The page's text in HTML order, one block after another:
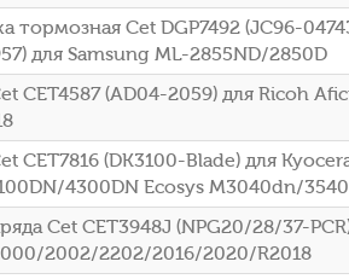
тормозная Cet DGP7492 (JC96-
для Samsung ML-2855ND/2850D
CET4587 (AD04-2059) для Ricoh
CET7816 (DK3100-Blade) для
4300DN Ecosys M3040dn/
Cet CET3948J (NPG20/28/37-
2002/2202/2016/2020/R2018